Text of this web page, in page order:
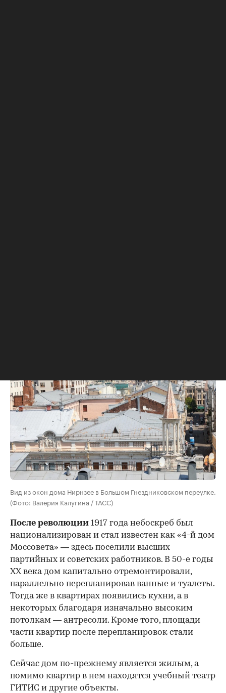
Вид из окон дома Нирнзее в Большом Гнездниковском переулке.
(Фото: Валерия Калугина / ТАСС)
После революции 1917 года небоскреб был
национализирован и стал известен как «4-й дом
Моссовета» — здесь поселили высших
партийных и советских работников. В 50-е годы
ХХ века дом капитально отремонтировали,
параллельно перепланировав ванные и туалеты.
Тогда же в квартирах появились кухни, а в
некоторых благодаря изначально высоким
потолкам — антресоли. Кроме того, площади
части квартир после перепланировок стали
больше.
Сейчас дом по-прежнему является жилым, а
помимо квартир в нем находятся учебный театр
ГИТИС и другие объекты.